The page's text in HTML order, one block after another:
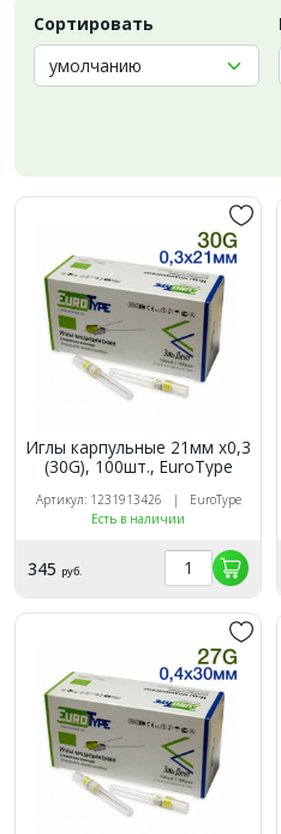
Сортировать
Иглы карпульные 21мм х0,3
(30G), 100шт., EuroType
Артикул: 1231913426 | EuroType
Есть в наличии
345 руб.